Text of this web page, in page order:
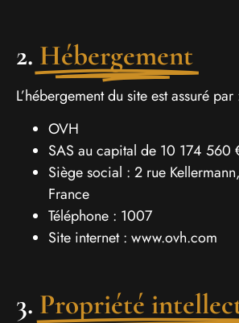
2. Hébergement
L’hébergement du site est assuré par
OVH
SAS au capital de 10 174 560
Siège social : 2 rue
France
Téléphone : 1007
Site internet : www.ovh.com
3. Propriété